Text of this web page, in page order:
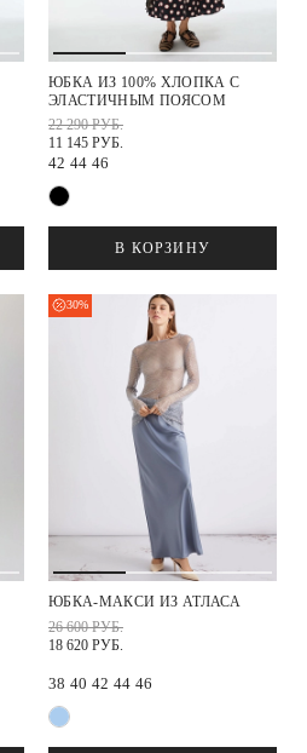
ЮБКА ИЗ 100% ХЛОПКА С
ЭЛАСТИЧНЫМ ПОЯСОМ
22 290 РУБ.
11 145 РУБ.
42 44 46
В КОРЗИНУ
30%
ЮБКА-МАКСИ ИЗ АТЛАСА
26 600 РУБ.
18 620 РУБ.
38 40 42 44 46